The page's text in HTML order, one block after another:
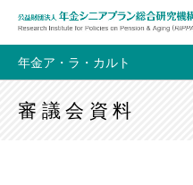
年金ア・ラ・カルト
審議会資料